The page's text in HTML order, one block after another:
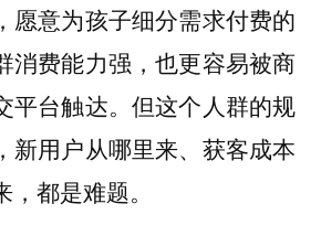
愿意为孩子细分需求付费的
消费能力强，也更容易被商
平台触达。但这个人群的规
新用户从哪里来、获客成本
都是难题。